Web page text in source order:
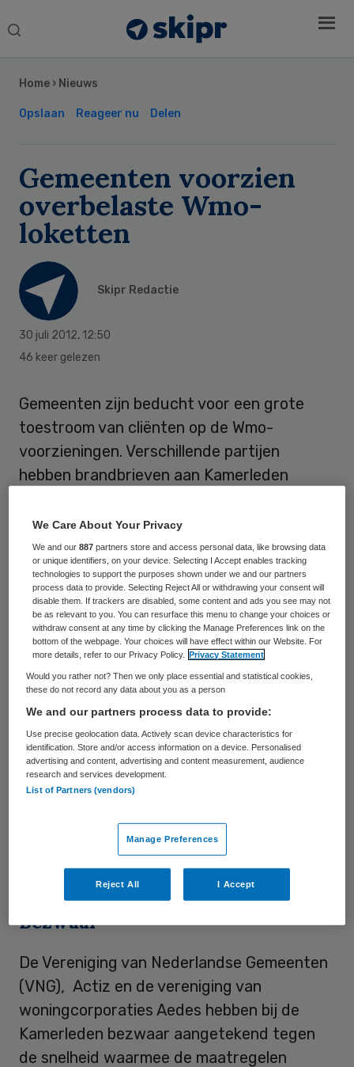
Search
Home › Nieuws
Opslaan Reageer nu Delen
Gemeenten voorzien
overbelaste Wmo-
loketten
Skipr Redactie
30 juli 2012, 12:50
46 keer gelezen
Gemeenten zijn beducht voor een grote
toestroom van cliënten op de Wmo-
voorzieningen. Verschillende partijen
hebben brandbrieven aan Kamerleden
Bestuur.
Met ingang van 1 januari krijgen gemeenten
er ettelijke nieuwe zorg- en welzijnstaken
bij, die momenteel nog onder de Algemene
wet ­bijzondere ziektekosten (Awbz) vallen.
Zo wordt per januari de
verzorgingshuiszorg voor een deel uit de
Awbz geschrapt. Naast het scheiden van
wonen en zorg krijgen de gemeenten te
maken met de gevolgen van bezuinigingen
op het vervoer naar dagbestedinglocaties.
Daarnaast hebben de bezuinigingen op het
persoonsgebonden budget gevolgen voor
de toestroom op gemeentelijke
voorzieningen, zo denken de gemeenten.
Bezwaar
De Vereniging van Nederlandse Gemeenten
(VNG), Actiz en de vereniging van
woningcorporaties Aedes hebben bij de
Kamerleden bezwaar aangetekend tegen
de snelheid waarmee de maatregelen
Sidebar
We Care About Your Privacy
We and our887 partners store and access personal data, like browsing data
or unique identifiers, on your device. Selecting I Accept enables tracking
technologies to support the purposes shown under we and our partners
process data to provide. Selecting Reject All or withdrawing your consent will
disable them. If trackers are disabled, some content and ads you see may not
be as relevant to you. You can resurface this menu to change your choices or
withdraw consent at any time by clicking the Manage Preferences link on the
bottom of the webpage. Your choices will have effect within our Website. For
more details, refer to our Privacy Policy.
Privacy Statement
Would you rather not? Then we only place essential and statistical cookies,
these do not record any data about you as a person
We and our partners process data to provide:
Use precise geolocation data. Actively scan device characteristics for
identification. Store and/or access information on a device. Personalised
advertising and content, advertising and content measurement, audience
research and services development.
List of Partners (vendors)
Manage Preferences
Reject All I Accept